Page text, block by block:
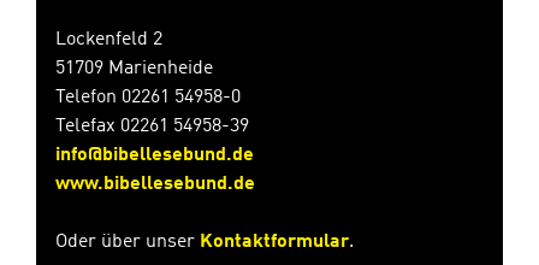
Lockenfeld 2
51709 Marienheide
Telefon 02261 54958-0
Telefax 02261 54958-39
info@bibellesebund.de
www.bibellesebund.de
Oder über unser Kontaktformular.